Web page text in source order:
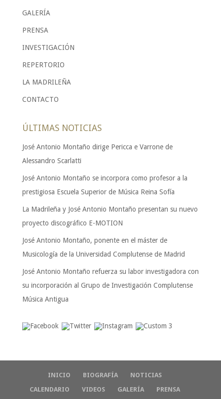
GALERÍA
PRENSA
INVESTIGACIÓN
REPERTORIO
LA MADRILEÑA
CONTACTO
ÚLTIMAS NOTICIAS
José Antonio Montaño dirige Pericca e Varrone de
Alessandro Scarlatti
José Antonio Montaño se incorpora como profesor a la
prestigiosa Escuela Superior de Música Reina Sofía
La Madrileña y José Antonio Montaño presentan su nuevo
proyecto discográfico E-MOTION
José Antonio Montaño, ponente en el máster de
Musicología de la Universidad Complutense de Madrid
José Antonio Montaño refuerza su labor investigadora con
su incorporación al Grupo de Investigación Complutense
Música Antigua
INICIO BIOGRAFÍA
NOTICIAS
CALENDARIO
VIDEOS GALERÍA PRENSA